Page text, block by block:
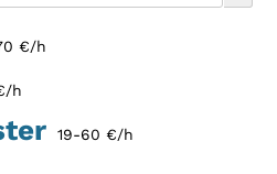
€/h
h
19-60 €/h